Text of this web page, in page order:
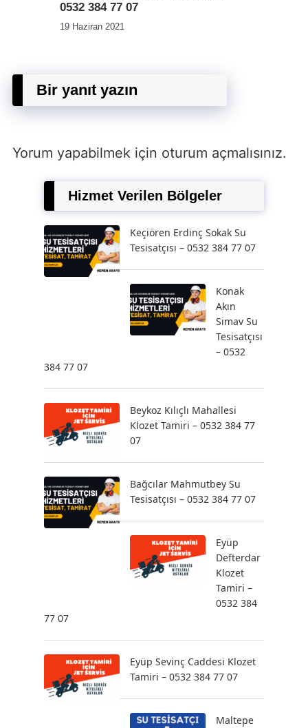
0532 384 77 07
19 Haziran 2021
Bir yanıt yazın
Yorum yapabilmek için oturum açmalısınız.
Hizmet Verilen Bölgeler
Keçiören Erdinç Sokak Su
Tesisatçısı – 0532 384 77 07
Konak
Akın
Simav Su
Tesisatçısı
– 0532
384 77 07
Beykoz Kılıçlı Mahallesi
Klozet Tamiri – 0532 384 77
07
Bağcılar Mahmutbey Su
Tesisatçısı – 0532 384 77 07
Eyüp
Defterdar
Klozet
Tamiri –
0532 384
77 07
Eyüp Sevinç Caddesi Klozet
Tamiri – 0532 384 77 07
Maltepe